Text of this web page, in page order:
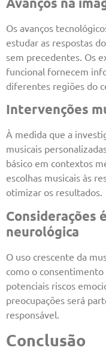
Os avanços
estudar as respostas
sem precedentes. Os
funcional fornecem
diferentes regiões do
Intervenções
À medida que a
musicais
básico em contextos
escolhas musicais às
otimizar os resultados.
Considerações
neurológica
O uso crescente da
como o
potenciais riscos
preocupações será
responsável.
Conclusão